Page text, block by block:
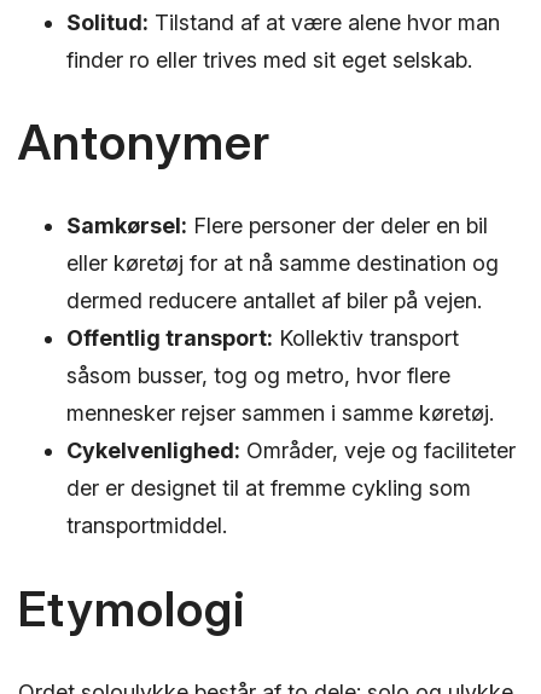
Solitud: Tilstand af at være alene hvor man
finder ro eller trives med sit eget selskab.
Antonymer
Samkørsel: Flere personer der deler en bil
eller køretøj for at nå samme destination og
dermed reducere antallet af biler på vejen.
Offentlig transport: Kollektiv transport
såsom busser, tog og metro, hvor flere
mennesker rejser sammen i samme køretøj.
Cykelvenlighed: Områder, veje og faciliteter
der er designet til at fremme cykling som
transportmiddel.
Etymologi